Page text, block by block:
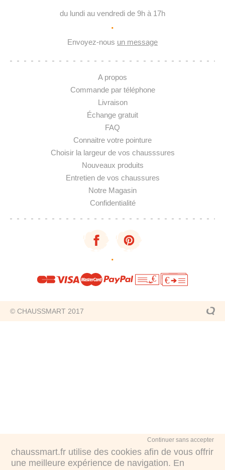
chaussmart.fr utilise des cookies afin de vous offrir
une meilleure expérience de navigation. En
Continuer sans accepter
du lundi au vendredi de 9h à 17h
·
Envoyez-nous un message
A propos
Commande par téléphone
Livraison
Échange gratuit
FAQ
Connaitre votre pointure
Choisir la largeur de vos chausssures
Nouveaux produits
Entretien de vos chaussures
Notre Magasin
Confidentialité
·
€ €
© CHAUSSMART 2017